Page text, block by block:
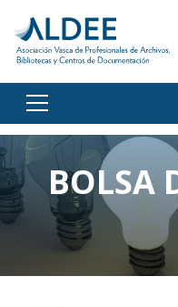
Ir directamente al
BOLSA